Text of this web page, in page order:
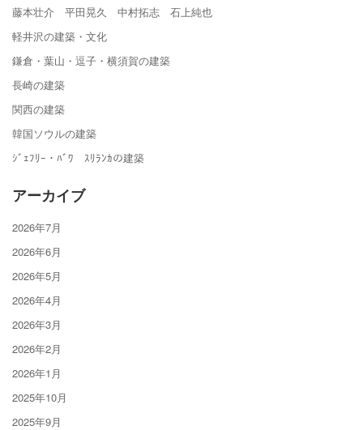
藤本壮介 平田晃久 中村拓志 石上純也
軽井沢の建築・文化
鎌倉・葉山・逗子・横須賀の建築
長崎の建築
関西の建築
韓国ソウルの建築
ｼﾞｪﾌﾘｰ・ﾊﾞﾜ ｽﾘﾗﾝｶの建築
アーカイブ
2026年7月
2026年6月
2026年5月
2026年4月
2026年3月
2026年2月
2026年1月
2025年10月
2025年9月